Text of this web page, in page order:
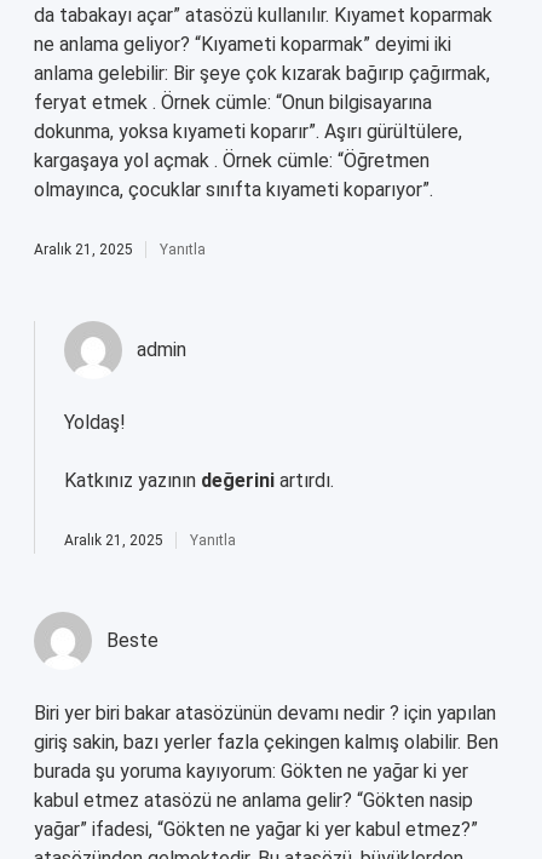
da tabakayı açar” atasözü kullanılır. Kıyamet koparmak
ne anlama geliyor? “Kıyameti koparmak” deyimi iki
anlama gelebilir: Bir şeye çok kızarak bağırıp çağırmak,
feryat etmek . Örnek cümle: “Onun bilgisayarına
dokunma, yoksa kıyameti koparır”. Aşırı gürültülere,
kargaşaya yol açmak . Örnek cümle: “Öğretmen
olmayınca, çocuklar sınıfta kıyameti koparıyor”.
Aralık 21, 2025 Yanıtla
admin
Yoldaş!
Katkınız yazının değerini artırdı.
Aralık 21, 2025 Yanıtla
Beste
Biri yer biri bakar atasözünün devamı nedir ? için yapılan
giriş sakin, bazı yerler fazla çekingen kalmış olabilir. Ben
burada şu yoruma kayıyorum: Gökten ne yağar ki yer
kabul etmez atasözü ne anlama gelir? “Gökten nasip
yağar” ifadesi, “Gökten ne yağar ki yer kabul etmez?”